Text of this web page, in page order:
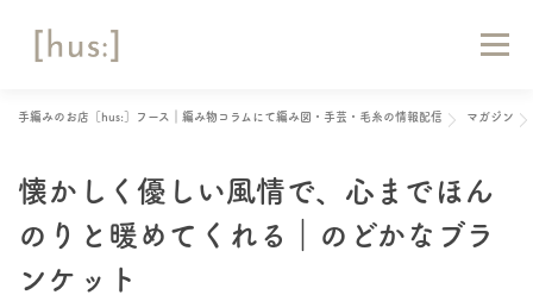
メニュー
ショップリスト オンラインショップ お問い合わせ
手編みのお店［hus:］フース｜編み物コラムにて編み図・手芸・毛糸の情報配信 マガジン
懐かしく優しい風情で、心までほん
のりと暖めてくれる｜のどかなブラ
ンケット